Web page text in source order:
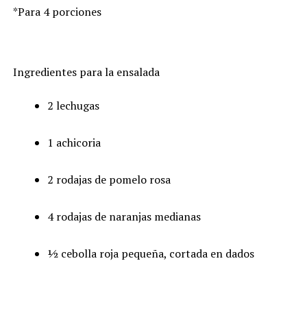
*Para 4 porciones
Ingredientes para la ensalada
2 lechugas
1 achicoria
2 rodajas de pomelo rosa
4 rodajas de naranjas medianas
½ cebolla roja pequeña, cortada en dados